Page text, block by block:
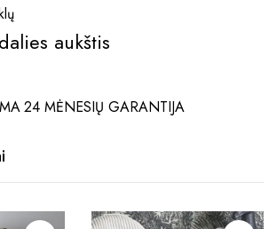
aukštis
24 MĖNESIŲ GARANTIJA